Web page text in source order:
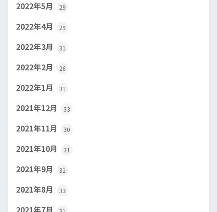
2022年5月 29
2022年4月 29
2022年3月 31
2022年2月 26
2022年1月 31
2021年12月 33
2021年11月 30
2021年10月 31
2021年9月 31
2021年8月 33